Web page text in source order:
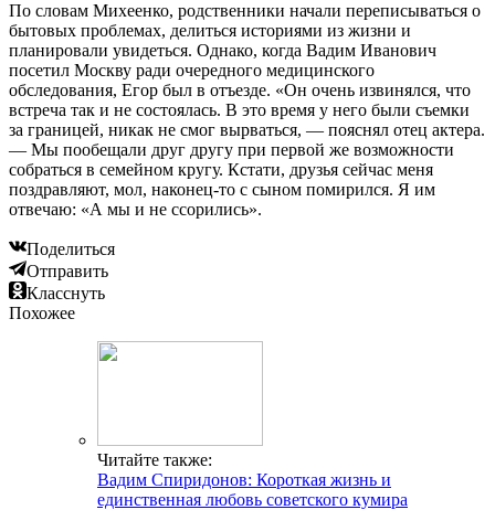
По словам Михеенко, родственники начали переписываться о
бытовых проблемах, делиться историями из жизни и
планировали увидеться. Однако, когда Вадим Иванович
посетил Москву ради очередного медицинского
обследования, Егор был в отъезде. «Он очень извинялся, что
встреча так и не состоялась. В это время у него были съемки
за границей, никак не смог вырваться, — пояснял отец актера.
— Мы пообещали друг другу при первой же возможности
собраться в семейном кругу. Кстати, друзья сейчас меня
поздравляют, мол, наконец-то с сыном помирился. Я им
отвечаю: «А мы и не ссорились».
Поделиться
Отправить
Класснуть
Похожее
Читайте также:
Вадим Спиридонов: Короткая жизнь и
единственная любовь советского кумира